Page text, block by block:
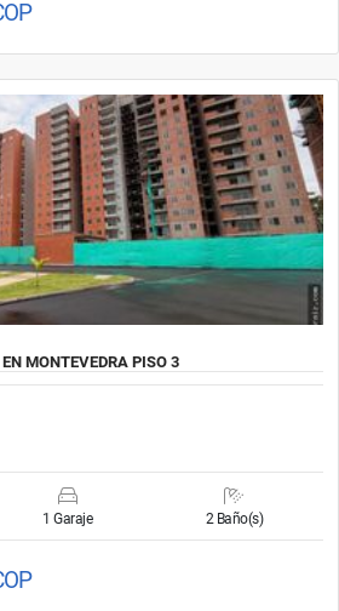
MONTEVEDRA PISO 3
1 Garaje 2 Baño(s)